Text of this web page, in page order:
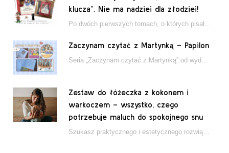
klucza”. Nie ma nadziei dla złodziei!
Po dwóch pierwszych tomach, o których pisałam tutaj, które wciągnęły nas w świat młodych detektywów…
Zaczynam czytać z Martynką – Papilon
Seria „Zaczynam czytać z Martynką” od wydawnictwa Papilon to estetycznie wydane książki wspierające dzieci w…
Zestaw do łóżeczka z kokonem i
warkoczem – wszystko, czego
potrzebuje maluch do spokojnego snu
Szukasz praktycznego i estetycznego rozwiązania do łóżeczka niemowlęcia? Zestaw z kokonem i warkoczem zapewnia wygodę,…